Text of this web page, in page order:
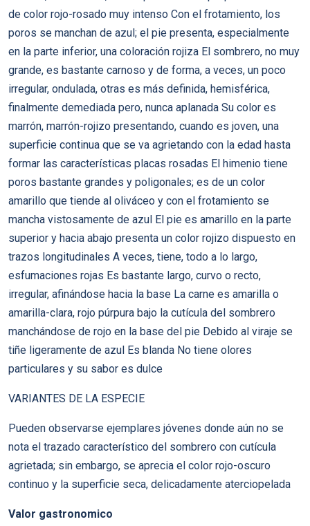
de color rojo-rosado muy intenso Con el frotamiento, los
poros se manchan de azul; el pie presenta, especialmente
en la parte inferior, una coloración rojiza El sombrero, no muy
grande, es bastante carnoso y de forma, a veces, un poco
irregular, ondulada, otras es más definida, hemisférica,
finalmente demediada pero, nunca aplanada Su color es
marrón, marrón-rojizo presentando, cuando es joven, una
superficie continua que se va agrietando con la edad hasta
formar las características placas rosadas El himenio tiene
poros bastante grandes y poligonales; es de un color
amarillo que tiende al oliváceo y con el frotamiento se
mancha vistosamente de azul El pie es amarillo en la parte
superior y hacia abajo presenta un color rojizo dispuesto en
trazos longitudinales A veces, tiene, todo a lo largo,
esfumaciones rojas Es bastante largo, curvo o recto,
irregular, afinándose hacia la base La carne es amarilla o
amarilla-clara, rojo púrpura bajo la cutícula del sombrero
manchándose de rojo en la base del pie Debido al viraje se
tiñe ligeramente de azul Es blanda No tiene olores
particulares y su sabor es dulce
VARIANTES DE LA ESPECIE
Pueden observarse ejemplares jóvenes donde aún no se
nota el trazado característico del sombrero con cutícula
agrietada; sin embargo, se aprecia el color rojo-oscuro
continuo y la superficie seca, delicadamente aterciopelada
Valor gastronomico